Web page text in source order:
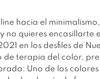
hacia el
no quieres encasillarte
en los desfiles de
de terapia del color,
Uno de los